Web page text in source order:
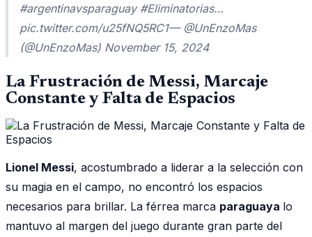
#argentinavsparaguay #Eliminatorias…
pic.twitter.com/u25fNQ5RC1— @UnEnzoMas
(@UnEnzoMas) November 15, 2024
La Frustración de Messi, Marcaje
Constante y Falta de Espacios
Lionel Messi, acostumbrado a liderar a la selección con
su magia en el campo, no encontró los espacios
necesarios para brillar. La férrea marca paraguaya lo
mantuvo al margen del juego durante gran parte del